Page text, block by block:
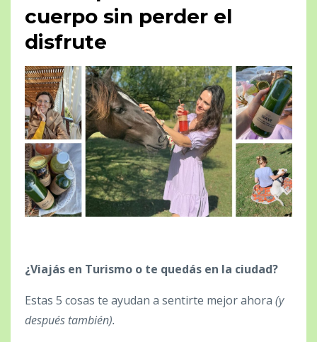
cuerpo sin perder el
disfrute
¿Viajás en Turismo o te quedás en la ciudad?
Estas 5 cosas te ayudan a sentirte mejor ahora (y
después también).